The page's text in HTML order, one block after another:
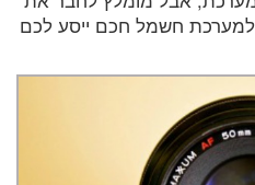
למערכת חשמל חכם ייסע לכם